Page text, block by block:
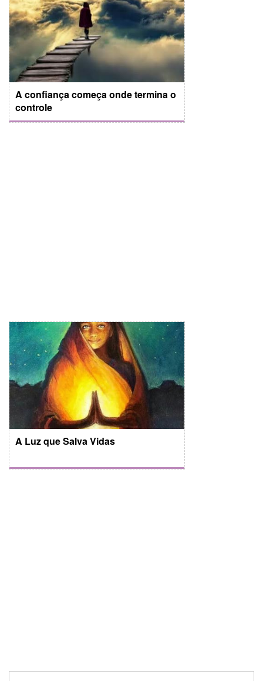
A confiança começa onde termina o
controle
A Luz que Salva Vidas